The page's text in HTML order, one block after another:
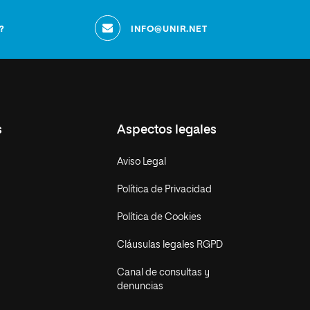
INFO@UNIR.NET
Aspectos legales
Aviso Legal
Política de Privacidad
Política de Cookies
Cláusulas legales RGPD
Canal de consultas y
denuncias